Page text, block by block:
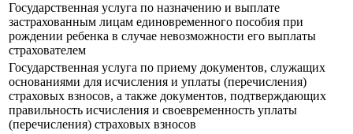
Государственная услуга по назначению и выплате
застрахованным лицам единовременного пособия при
рождении ребенка в случае невозможности его выплаты
страхователем
Государственная услуга по приему документов, служащих
основаниями для исчисления и уплаты (перечисления)
страховых взносов, а также документов, подтверждающих
правильность исчисления и своевременность уплаты
(перечисления) страховых взносов